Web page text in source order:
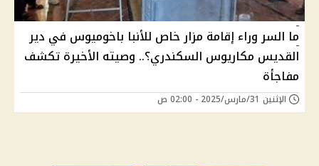
ما السر وراء إقامة مزار خاص للأنبا باخوميوس في دير
القديس مكاريوس السكندري؟.. وصيته الأخيرة تكشف
مفاجأة
الإثنين 31/مارس/2025 - 02:00 ص